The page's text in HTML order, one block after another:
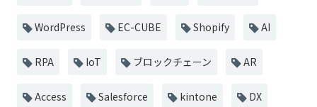
WordPress EC-CUBE Shopify AI
RPA IoT ブロックチェーン AR
Access Salesforce kintone DX